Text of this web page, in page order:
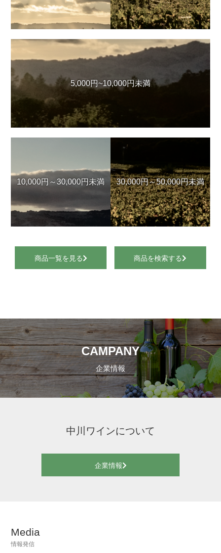
5,000円~10,000円未満
10,000円～30,000円未満 30,000円～50,000円未満
商品一覧を見る 商品を検索する
CAMPANY
企業情報
中川ワインについて
企業情報
Media
情報発信